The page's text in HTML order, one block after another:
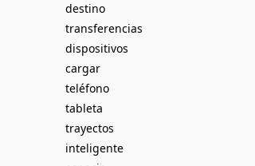
destino
transferencias
dispositivos
cargar
teléfono
tableta
trayectos
inteligente